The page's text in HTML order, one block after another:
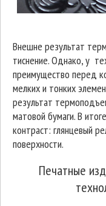
Внешне результат
тиснение. Однако, у
преимущество перед
мелких и тонких
результат
матовой бумаги. В
контраст: глянцевый
поверхности.
Печатные